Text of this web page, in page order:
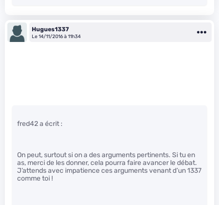
Hugues1337
Le 14/11/2016 à 11h34
fred42 a écrit :
On peut, surtout si on a des arguments pertinents. Si tu en
as, merci de les donner, cela pourra faire avancer le débat.
J’attends avec impatience ces arguments venant d’un 1337
comme toi !